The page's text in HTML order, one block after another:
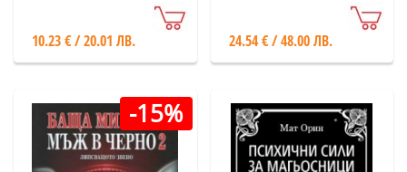
10.23 € / 20.01 ЛВ. 24.54 € / 48.00 ЛВ.
-15%